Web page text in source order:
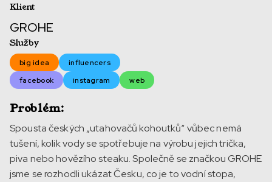
Klient
GROHE
Služby
big idea
influencers
facebook
instagram web
Problém:
Spousta českých „utahovačů kohoutků“ vůbec nemá
tušení, kolik vody se spotřebuje na výrobu jejich trička,
piva nebo hovězího steaku. Společně se značkou GROHE
jsme se rozhodli ukázat Česku, co je to vodní stopa,